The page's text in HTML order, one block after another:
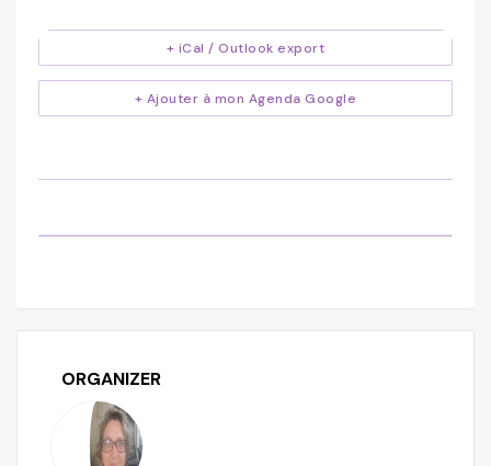
+ Ajouter à mon Agenda Google
+ iCal / Outlook export
ORGANIZER